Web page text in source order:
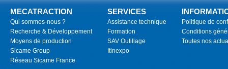
MECATRACTION
Qui sommes-nous ?
Recherche & Développement
Moyens de production
Sicame Group
Réseau Sicame France
SERVICES
Assistance technique
Formation
SAV Outillage
Itinexpo
Politique de
Conditions
Toutes nos